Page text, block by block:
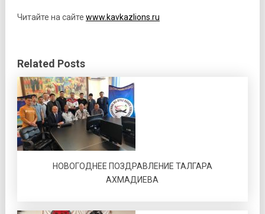
Читайте на сайте www.kavkazlions.ru
Related Posts
НОВОГОДНЕЕ ПОЗДРАВЛЕНИЕ ТАЛГАРА
АХМАДИЕВА